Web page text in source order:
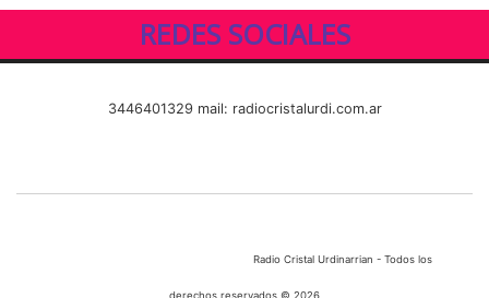
REDES SOCIALES
3446401329 mail: radiocristalurdi.com.ar
Radio Cristal Urdinarrian - Todos los
derechos reservados © 2026